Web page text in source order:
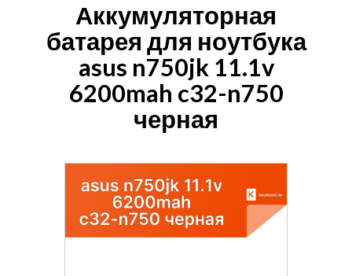
Аккумуляторная
батарея для ноутбука
asus n750jk 11.1v
6200mah c32-n750
черная